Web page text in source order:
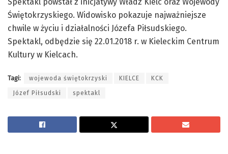
Spektakl powstał z inicjatywy Władz Kielc oraz Wojewody
Świętokrzyskiego. Widowisko pokazuje najważniejsze
chwile w życiu i działalności Józefa Piłsudskiego.
Spektakl, odbędzie się 22.01.2018 r. w Kieleckim Centrum
Kultury w Kielcach.
Tagi: wojewoda świętokrzyski KIELCE KCK
Józef Piłsudski spektakl